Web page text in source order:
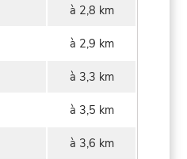
à 2,8 km
à 2,9 km
à 3,3 km
à 3,5 km
à 3,6 km